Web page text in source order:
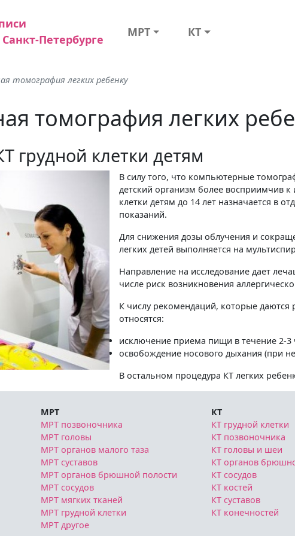
Петербурге
МРТ КТ
томография легких ребенку
томография легких
грудной клетки детям
В силу того, что компьютерные
детский организм более восприимчив
клетки детям до 14 лет назначается в
показаний.
Для снижения дозы облучения и
легких детей выполняется на
Направление на исследование дает
числе риск возникновения
К числу рекомендаций, которые даются
относятся:
исключение приема пищи в течение 2-3
освобождение носового дыхания (при
В остальном процедура КТ легких
МРТ
МРТ позвоночника
МРТ головы
МРТ органов малого таза
МРТ суставов
МРТ органов брюшной полости
МРТ сосудов
МРТ мягких тканей
МРТ грудной клетки
МРТ другое
КТ
КТ грудной клетки
КТ позвоночника
КТ головы и шеи
КТ органов
КТ сосудов
КТ костей
КТ суставов
КТ конечностей